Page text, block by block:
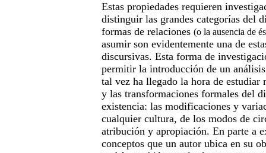
Estas propiedades requieren
distinguir las grandes categorías del
formas de relaciones (o la ausencia de
asumir son evidentemente una de
discursivas. Esta forma de
permitir la introducción de un
tal vez ha llegado la hora de
y las transformaciones formales del
existencia: las modificaciones y
cualquier cultura, de los modos de
atribución y apropiación. En parte a
conceptos que un autor ubica en su